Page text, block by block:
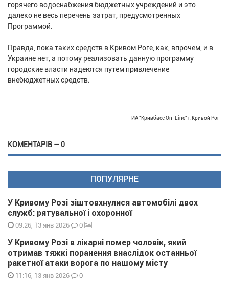
горячего водоснабжения бюджетных учреждений и это
далеко не весь перечень затрат, предусмотренных
Программой.
Правда, пока таких средств в Кривом Роге, как, впрочем, и в
Украине нет, а потому реализовать данную программу
городские власти надеются путем привлечение
внебюджетных средств.
ИА "Кривбасс On-Line" г.Кривой Рог
КОМЕНТАРІВ — 0
ПОПУЛЯРНЕ
У Кривому Розі зіштовхнулися автомобілі двох
служб: рятувальної і охоронної
09:26, 13 янв 2026 0
У Кривому Розі в лікарні помер чоловік, який
отримав тяжкі поранення внаслідок останньої
ракетної атаки ворога по нашому місту
11:16, 13 янв 2026 0